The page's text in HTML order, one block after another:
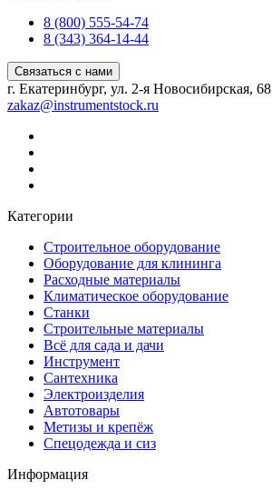
8 (800) 555-54-74
8 (343) 364-14-44
Связаться с нами
г. Екатеринбург, ул. 2-я Новосибирская, 68
zakaz@instrumentstock.ru
Категории
Строительное оборудование
Оборудование для клининга
Расходные материалы
Климатическое оборудование
Станки
Строительные материалы
Всё для сада и дачи
Инструмент
Сантехника
Электроизделия
Автотовары
Метизы и крепёж
Спецодежда и сиз
Информация